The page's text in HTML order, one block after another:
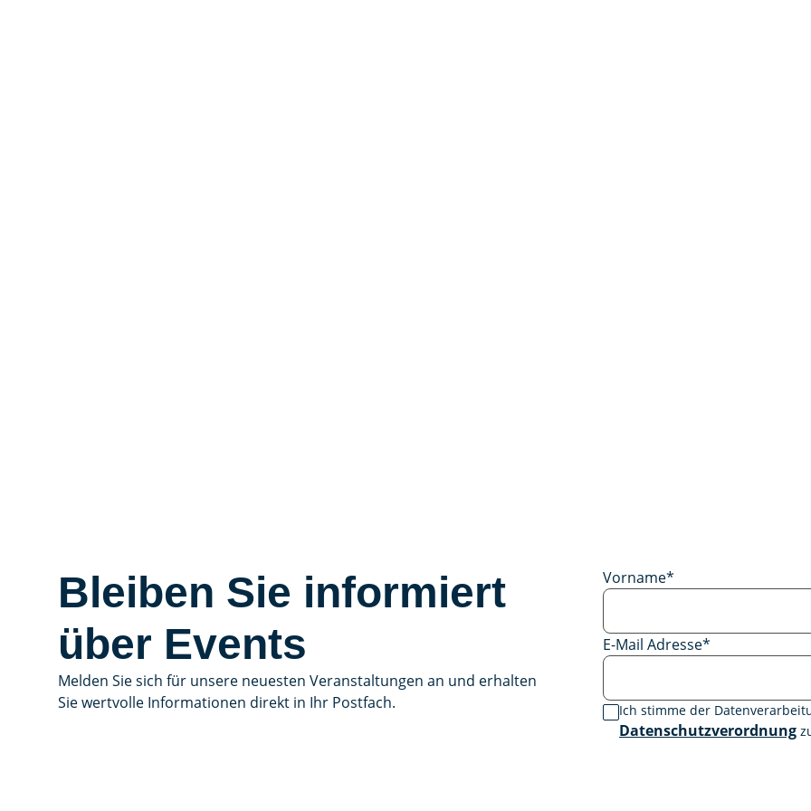
Bleiben Sie informiert
über Events
Melden Sie sich für unsere neuesten Veranstaltungen an und erhalten
Sie wertvolle Informationen direkt in Ihr Postfach.
Vorname*
E-Mail Adresse*
Ich stimme der
Datenschutzverordnung